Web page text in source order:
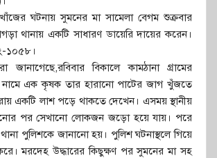
ঘটনায় সুমনের মা সামেলা বেগম শুক্রবার
থানায় একটি সাধারণ ডায়েরি দায়ের করেন।
১০৫৮।
বিকালে কামঠানা গ্রামের
নামে এক কৃষক তার হারানো পাটের জাগ খুঁজতে
একটি লাশ পড়ে থাকতে দেখেন। এসময় স্থানীয়
পর সেখানো লোকজন জড়ো হয়ে যায়। পরে
পুলিশকে জানানো হয়। পুলিশ ঘটনাস্থলে গিয়ে
মরদেহ উদ্ধারের কিছুক্ষণ পর সুমনের মা সহ